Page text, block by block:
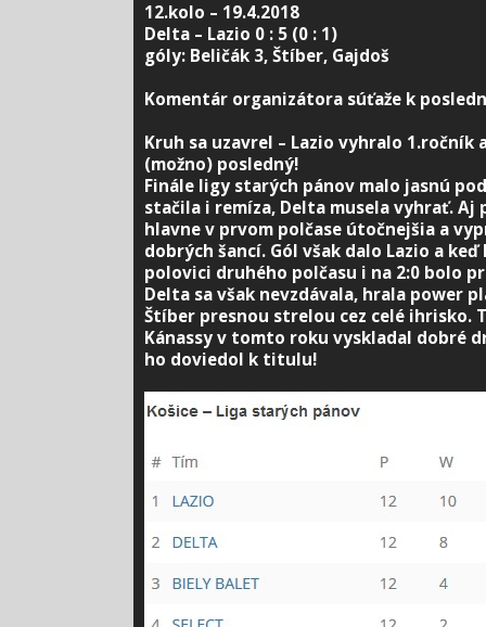
12.kolo – 19.4.2018
Delta – Lazio 0 : 5 (0 : 1)
góly: Beličák 3, Štíber, Gajdoš
Komentár organizátora súťaže k
Kruh sa uzavrel – Lazio vyhralo 1.ročník
(možno) posledný!
Finále ligy starých pánov malo jasnú
stačila i remíza, Delta musela vyhrať. Aj
hlavne v prvom polčase útočnejšia a
dobrých šancí. Gól však dalo Lazio a keď
polovici druhého polčasu i na 2:0 bolo pr
Delta sa však nevzdávala, hrala power
Štíber presnou strelou cez celé ihrisko.
Kánassy v tomto roku vyskladal dobré
ho doviedol k titulu!